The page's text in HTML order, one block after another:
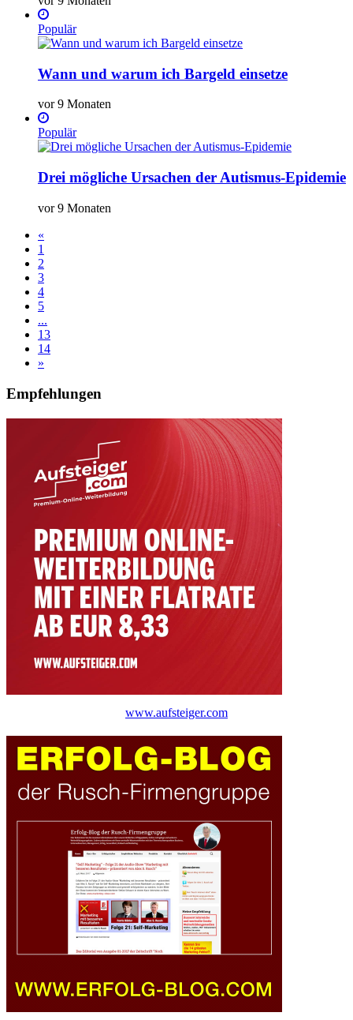
Populär
Wann und warum ich Bargeld einsetze
vor 9 Monaten
Populär
Drei mögliche Ursachen der Autismus-Epidemie
vor 9 Monaten
«
1
2
3
4
5
...
13
14
»
Empfehlungen
www.aufsteiger.com